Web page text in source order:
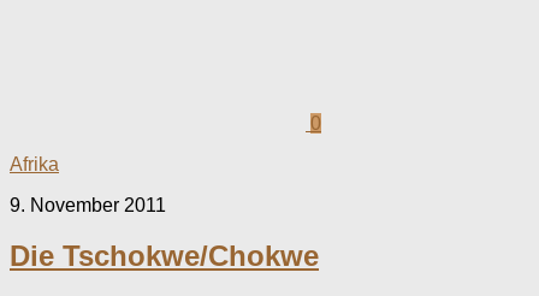
0
Afrika
9. November 2011
Die Tschokwe/Chokwe